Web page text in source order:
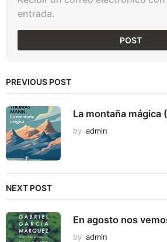
entrada.
PREVIOUS POST
La montaña mágica
by admin
NEXT POST
En agosto nos
by admin